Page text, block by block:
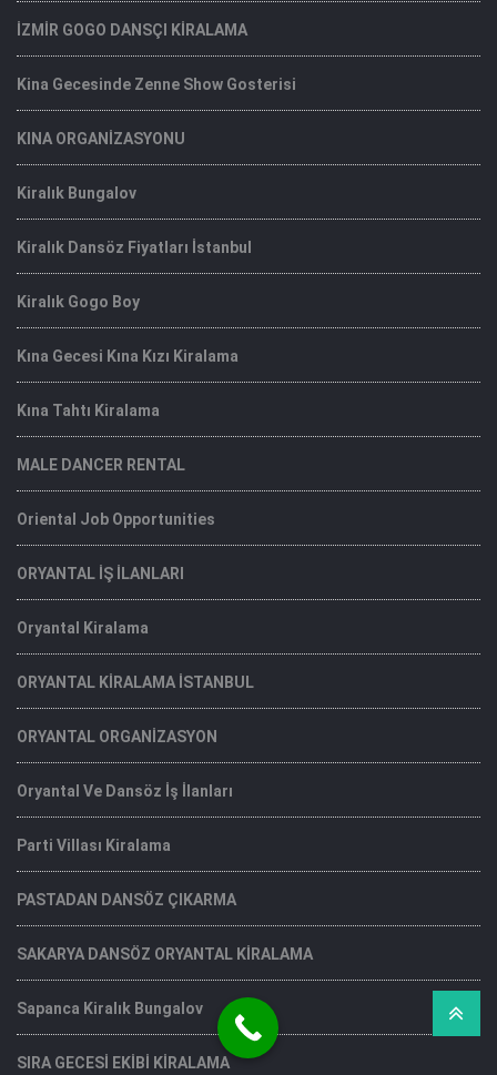
İZMİR GOGO DANSÇI KİRALAMA
Kina Gecesinde Zenne Show Gosterisi
KINA ORGANİZASYONU
Kiralık Bungalov
Kiralık Dansöz Fiyatları İstanbul
Kiralık Gogo Boy
Kına Gecesi Kına Kızı Kiralama
Kına Tahtı Kiralama
MALE DANCER RENTAL
Oriental Job Opportunities
ORYANTAL İŞ İLANLARI
Oryantal Kiralama
ORYANTAL KİRALAMA İSTANBUL
ORYANTAL ORGANİZASYON
Oryantal Ve Dansöz İş İlanları
Parti Villası Kiralama
PASTADAN DANSÖZ ÇIKARMA
SAKARYA DANSÖZ ORYANTAL KİRALAMA
Sapanca Kiralık Bungalov
SIRA GECESİ EKİBİ KİRALAMA